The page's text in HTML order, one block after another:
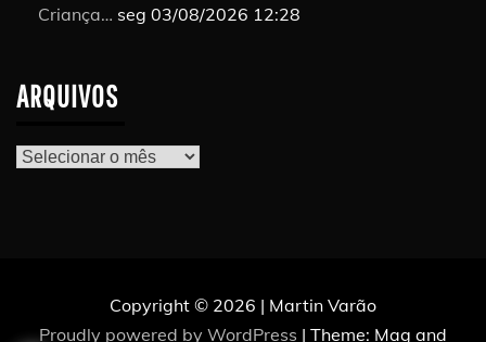
Criança… seg 03/08/2026 12:28
ARQUIVOS
Arquivos
Copyright © 2026 | Martin Varão
Proudly powered by WordPress | Theme: Mag and